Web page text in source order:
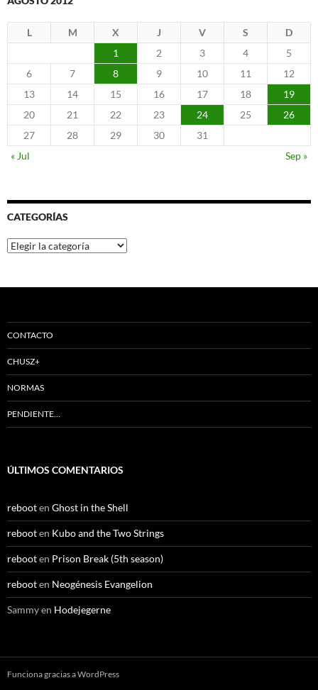
L M X J V S
D
1
2 3 4
5
6
7 8 9 10 11
12
13
14 15 16 17 18
19
20
21 22 23 24 25
26
27
28 29 30
31
« Jul
Sep »
CATEGORÍAS
Categorías
CONTACTO
CHUSZ+
NORMAS
PENDIENTE…
ÚLTIMOS COMENTARIOS
rebooten Ghost in the Shell
rebooten Kubo and the Two Strings
rebooten Prison Break (5th season)
rebooten Neogénesis Evangelion
Sammyen Hodejegerne
Funciona gracias a WordPress